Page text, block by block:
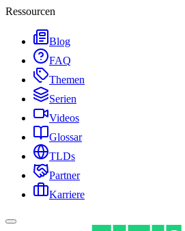
Ressourcen
Blog
FAQ
Themen
Serien
Videos
Glossar
TLDs
Partner
Karriere